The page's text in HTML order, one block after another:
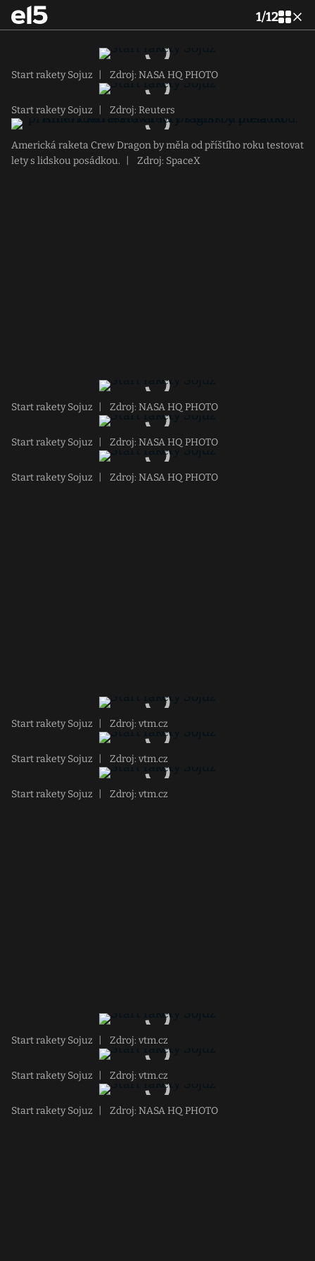
1/12
Start rakety Sojuz Zdroj: NASA HQ PHOTO
Start rakety Sojuz Zdroj: Reuters
Americká raketa Crew Dragon by měla od příštího roku testovat
lety s lidskou posádkou.
Zdroj: SpaceX
Start rakety Sojuz Zdroj: NASA HQ PHOTO
Start rakety Sojuz Zdroj: NASA HQ PHOTO
Start rakety Sojuz Zdroj: NASA HQ PHOTO
Start rakety Sojuz Zdroj: vtm.cz
Start rakety Sojuz Zdroj: vtm.cz
Start rakety Sojuz Zdroj: vtm.cz
Start rakety Sojuz Zdroj: vtm.cz
Start rakety Sojuz Zdroj: vtm.cz
Start rakety Sojuz Zdroj: NASA HQ PHOTO